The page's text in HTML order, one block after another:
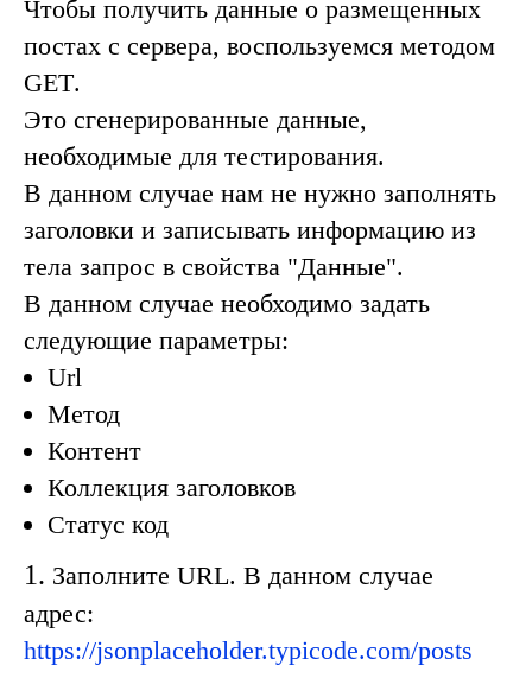
Чтобы получить данные о размещенных
постах с сервера, воспользуемся методом
GET.
Это сгенерированные данные,
необходимые для тестирования.
В данном случае нам не нужно заполнять
заголовки и записывать информацию из
тела запрос в свойства "Данные".
В данном случае необходимо задать
следующие параметры:
Url
Метод
Контент
Коллекция заголовков
Статус код
1. Заполните URL. В данном случае
адрес:
https://jsonplaceholder.typicode.com/posts